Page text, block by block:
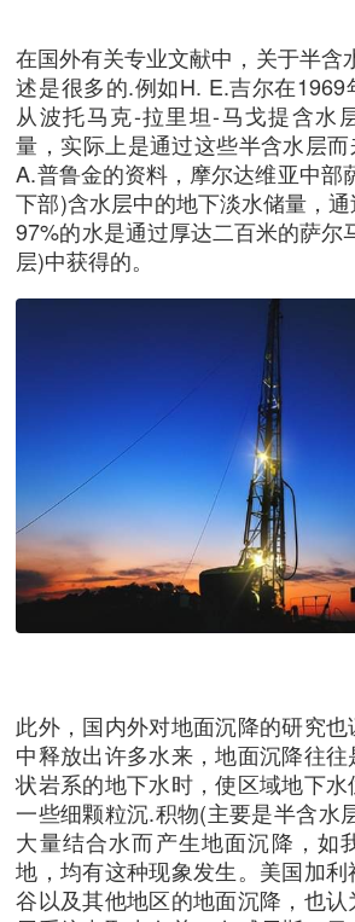
在国外有关专业文献中，关于半含
述是很多的.例如H. E.吉尔在1969
从波托马克-拉里坦-马戈提含水
量，实际上是通过这些半含水层
A.普鲁金的资料，摩尔达维亚中部
下部)含水层中的地下淡水储量，通
97%的水是通过厚达二百米的萨尔
层)中获得的。
此外，国内外对地面沉降的研究
中释放出许多水来，地面沉降往
状岩系的地下水时，使区域地下
一些细颗粒沉.积物(主要是半含水
大量结合水而产生地面沉降，如
地，均有这种现象发生。美国加
谷以及其他地区的地面沉降，也